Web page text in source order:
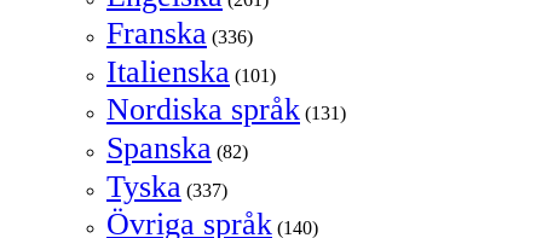
Franska (336)
Italienska (101)
Nordiska språk (131)
Spanska (82)
Tyska (337)
Övriga språk (140)